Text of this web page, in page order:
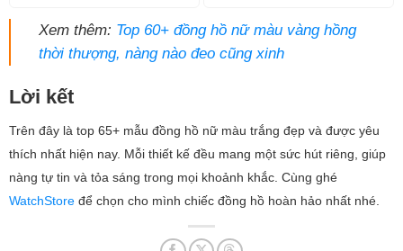
Xem thêm: Top 60+ đồng hồ nữ màu vàng hồng
thời thượng, nàng nào đeo cũng xinh
Lời kết
Trên đây là top 65+ mẫu đồng hồ nữ màu trắng đẹp và được yêu
thích nhất hiện nay. Mỗi thiết kế đều mang một sức hút riêng, giúp
nàng tự tin và tỏa sáng trong mọi khoảnh khắc. Cùng ghé
WatchStore để chọn cho mình chiếc đồng hồ hoàn hảo nhất nhé.